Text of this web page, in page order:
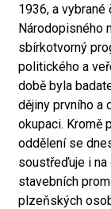
1936, a
Národopisného
sbírkotvorný
politického a
době byla
dějiny prvního a
okupaci. Kromě
oddělení se
soustřeďuje i
stavebních
plzeňských